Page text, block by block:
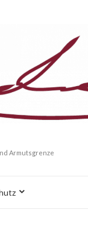
Armutsgrenze